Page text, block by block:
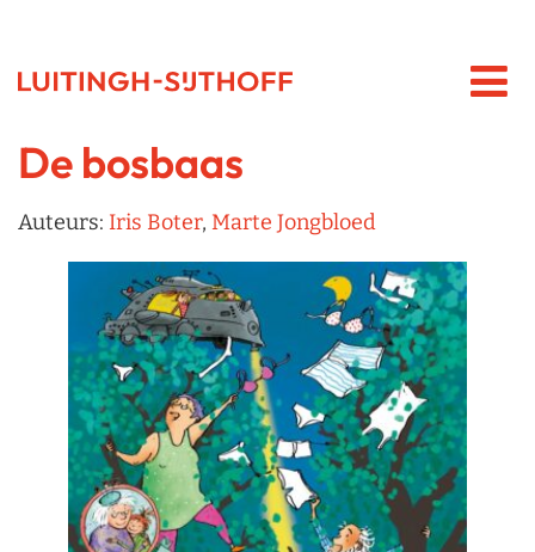
De bosbaas
Auteurs: Iris Boter, Marte Jongbloed